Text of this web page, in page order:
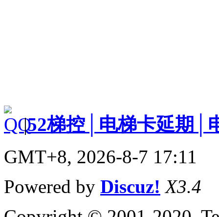
|52梯控│电梯卡延期│
GMT+8, 2026-8-7 17:11
Powered by Discuz! X3.4